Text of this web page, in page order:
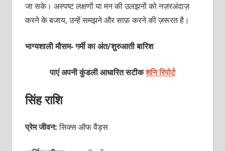
जा सके। अस्पष्ट लक्षणों या मन की उलझनों को नज़रअंदाज़
करने के बजाय, उन्हें समझने और साफ़ करने की ज़रूरत है।
भाग्यशाली मौसम- गर्मी का अंत/शुरुआती बारिश
पाएं अपनी कुंडली आधारित सटीकशनि रिपोर्ट
सिंह राशि
प्रेम जीवन:सिक्स ऑफ वैंड्स